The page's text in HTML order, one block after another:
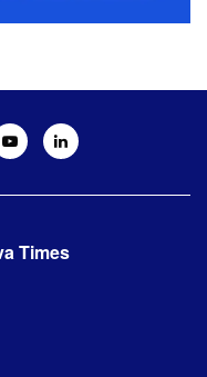
Times